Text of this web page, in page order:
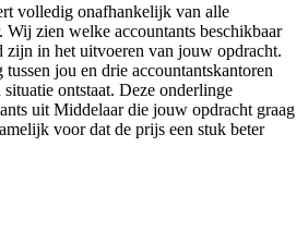
volledig onafhankelijk van alle
Wij zien welke accountants beschikbaar
zijn in het uitvoeren van jouw opdracht.
jou en drie accountantskantoren
ontstaat. Deze onderlinge
uit Middelaar die jouw opdracht graag
voor dat de prijs een stuk beter